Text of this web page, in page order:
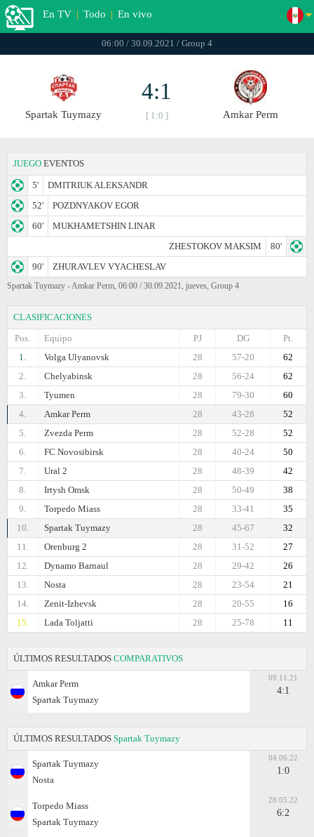
En TV | Todo | En vivo
06:00 / 30.09.2021 / Group 4
Spartak Tuymazy
4:1
[ 1:0 ] Amkar Perm
JUEGO EVENTOS
5'
DMITRIUK ALEKSANDR
52'
POZDNYAKOV EGOR
60'
MUKHAMETSHIN LINAR
ZHESTOKOV MAKSIM
80'
90'
ZHURAVLEV VYACHESLAV
Spartak Tuymazy - Amkar Perm, 06:00 / 30.09.2021, jueves, Group 4
CLASIFICACIONES
Pos.
Equipo Pt.
DG
PJ
1.
Volga Ulyanovsk 62
57-20
28
2.
Chelyabinsk 62
56-24
28
3.
Tyumen 60
79-30
28
4.
Amkar Perm 52
43-28
28
5.
Zvezda Perm 52
52-28
28
6.
FC Novosibirsk 50
40-24
28
7.
Ural 2 42
48-39
28
8.
Irtysh Omsk 38
50-49
28
9.
Torpedo Miass 35
33-41
28
10.
Spartak Tuymazy 32
45-67
28
11.
Orenburg 2 27
31-52
28
12.
Dynamo Barnaul 26
29-42
28
13.
Nosta 21
23-54
28
14.
Zenit-Izhevsk 16
20-55
28
15.
Lada Toljatti 11
25-78
28
ÚLTIMOS RESULTADOS COMPARATIVOS
Amkar Perm
Spartak Tuymazy
09.11.21
4:1
ÚLTIMOS RESULTADOS Spartak Tuymazy
Spartak Tuymazy
Nosta
04.06.22
1:0
Torpedo Miass
Spartak Tuymazy
28.05.22
6:2